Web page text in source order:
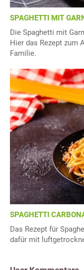
SPAGHETTI MIT
Die Spaghetti mit
Hier das Rezept zum
Familie.
SPAGHETTI
Das Rezept für
dafür mit